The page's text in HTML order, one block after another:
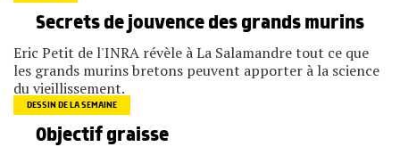
Secrets de jouvence des grands murins
Eric Petit de l'INRA révèle à La Salamandre tout ce que
les grands murins bretons peuvent apporter à la science
du vieillissement.
DESSIN DE LA SEMAINE
Objectif graisse